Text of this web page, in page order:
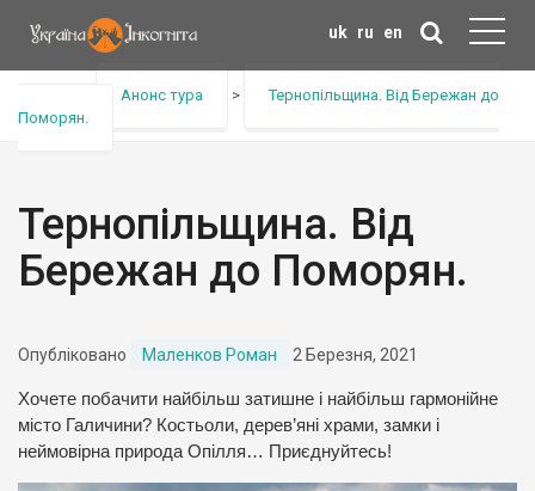
uk ru en
Анонс тура >
Тернопільщина. Від Бережан до
Поморян.
Тернопільщина. Від
Бережан до Поморян.
Опубліковано Маленков Роман 2 Березня, 2021
Хочете побачити найбільш затишне і найбільш гармонійне
місто Галичини? Костьоли, дерев’яні храми, замки і
неймовірна природа Опілля… Приєднуйтесь!